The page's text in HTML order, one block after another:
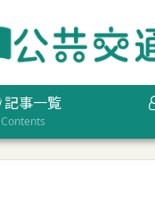
記事一覧
Contents